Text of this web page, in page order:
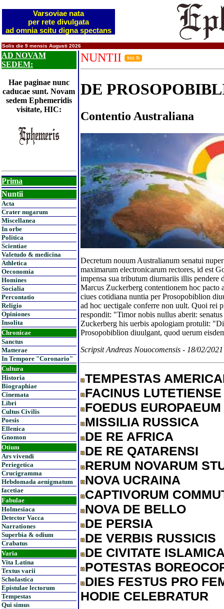
Varsoviae nata
per rete divulgata
ad omnia scitu digna spectans
Solis die 9 mensis Augusti 2026
AD NOVAM
SEDEM:
Hae paginae nunc
caducae sunt. Novam
sedem Ephemeridis
visitate, HIC:
Prima
Nuntii
Acta
Crater nugarum
Miscellanea
In orbe
Politica
Scientiae
Valetudo & medicina
Athletica
Oeconomia
Homines
Socialia
Percontatio
Religio
Opiniones
Insolita
Chronicae
Sanctus
Matterae
In Tempore "Coronario"
Cultura
Historia
Biographiae
Cinemata
Libri
Cultus Civilis
Poesis
Ellenica
Gnomon
Otium
Ars vivendi
Periegetica
Crucigramma
Hebdomada aenigmatum
facetiae
Fabulae
Holmesiaca
Detector Vacca
Narrationes
Superbia & odium
Crabatus
Varia
Vita Latina
Textus varii
Scholastica
Epistulae lectorum
Tempestas
Qui simus
NUNTII
DE
Contentio Australiana
Decretum nouum Australianum senatui
maximarum electronicarum rectores, id est
impensa sua tributum diurnariis illis
Marcus Zuckerberg contentionem hoc pacto
ciues cotidiana nuntia per Prosopobiblion
ad hoc uectigale conferre non uult. Quoi rei
respondit: "Timor nobis nullus aberit:
Zuckerberg his uerbis apologiam protulit:
Prosopobiblion diuulgant, quod uerum
Scripsit Andreas Nouocomensis - 18/02/
TEMPESTAS
FACINUS LUTETIENSE
FOEDUS EUROPAEUM
MISSILIA RUSSICA
DE RE AFRICA
DE RE QATARENSI
RERUM NOVARUM
NOVA UCRAINA
CAPTIVORUM
NOVA DE BELLO
DE PERSIA
DE VERBIS RUSSICIS
DE CIVITATE
POTESTAS
DIES FESTUS PRO
HODIE CELEBRATUR